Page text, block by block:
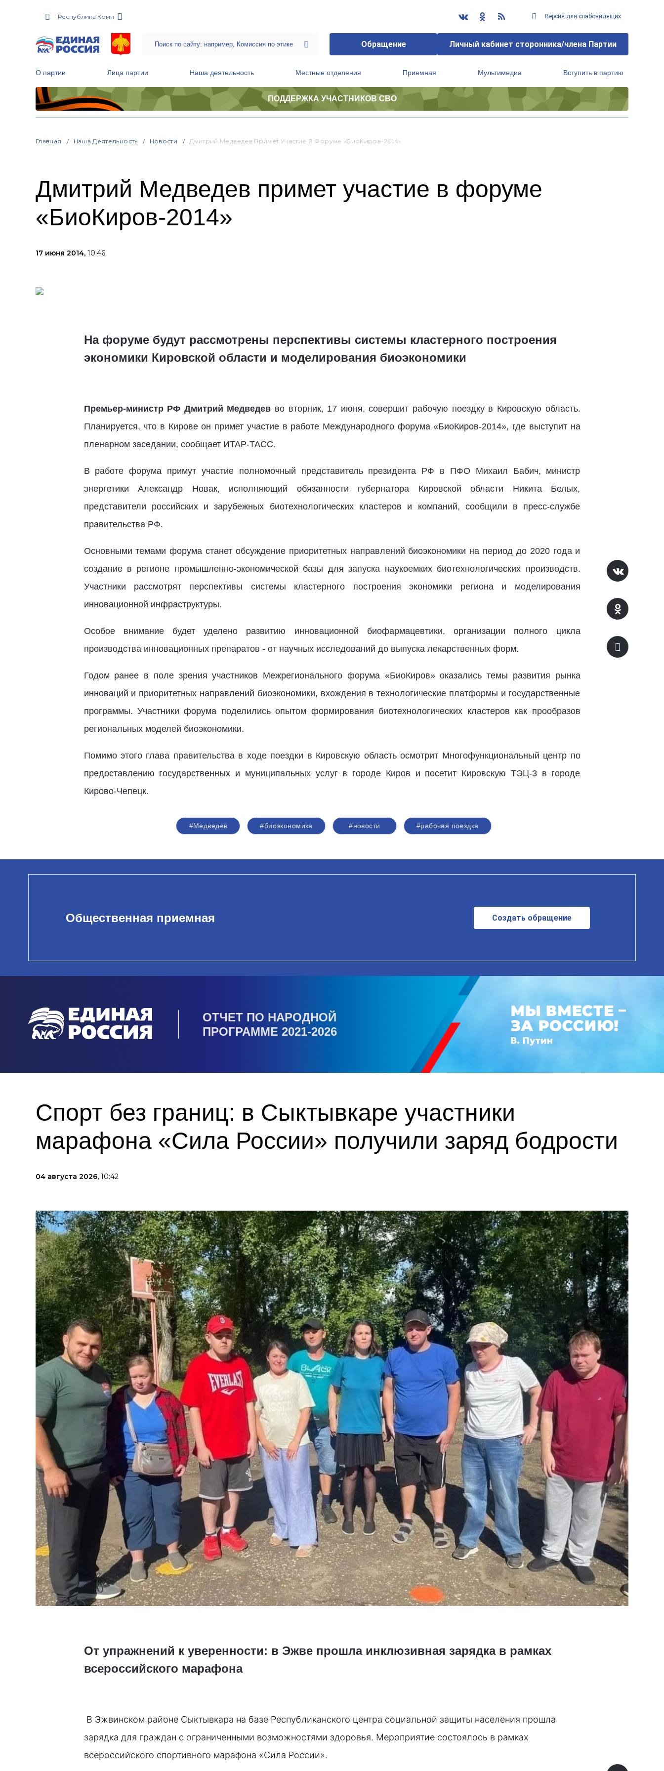
Республика Коми Версия для слабовидящих
Обращение Личный кабинет сторонника/члена Партии
О партии Лица партии Наша деятельность Местные отделения Приемная Мультимедиа Вступить в партию
ПОДДЕРЖКА УЧАСТНИКОВ СВО
Главная Наша Деятельность Новости Дмитрий Медведев Примет Участие В Форуме «БиоКиров-2014»
Дмитрий Медведев примет участие в форуме
«БиоКиров-2014»
17 июня 2014, 10:46
На форуме будут рассмотрены перспективы системы кластерного построения
экономики Кировской области и моделирования биоэкономики
Премьер-министр РФ Дмитрий Медведев во вторник, 17 июня, совершит рабочую поездку в Кировскую область.
Планируется, что в Кирове он примет участие в работе Международного форума «БиоКиров-2014», где выступит на
пленарном заседании, сообщает ИТАР-ТАСС.
В работе форума примут участие полномочный представитель президента РФ в ПФО Михаил Бабич, министр
энергетики Александр Новак, исполняющий обязанности губернатора Кировской области Никита Белых,
представители российских и зарубежных биотехнологических кластеров и компаний, сообщили в пресс-службе
правительства РФ.
Основными темами форума станет обсуждение приоритетных направлений биоэкономики на период до 2020 года и
создание в регионе промышленно-экономической базы для запуска наукоемких биотехнологических производств.
Участники рассмотрят перспективы системы кластерного построения экономики региона и моделирования
инновационной инфраструктуры.
Особое внимание будет уделено развитию инновационной биофармацевтики, организации полного цикла
производства инновационных препаратов - от научных исследований до выпуска лекарственных форм.
Годом ранее в поле зрения участников Межрегионального форума «БиоКиров» оказались темы развития рынка
инноваций и приоритетных направлений биоэкономики, вхождения в технологические платформы и государственные
программы. Участники форума поделились опытом формирования биотехнологических кластеров как прообразов
региональных моделей биоэкономики.
Помимо этого глава правительства в ходе поездки в Кировскую область осмотрит Многофункциональный центр по
предоставлению государственных и муниципальных услуг в городе Киров и посетит Кировскую ТЭЦ-3 в городе
Кирово-Чепецк.
#Медведев #биоэкономика #новости #рабочая поездка
Общественная приемная Создать обращение
ОТЧЕТ ПО НАРОДНОЙ
ПРОГРАММЕ 2021-2026
Спорт без границ: в Сыктывкаре участники
марафона «Сила России» получили заряд бодрости
04 августа 2026, 10:42
От упражнений к уверенности: в Эжве прошла инклюзивная зарядка в рамках
всероссийского марафона
В Эжвинском районе Сыктывкара на базе Республиканского центра социальной защиты населения прошла
зарядка для граждан с ограниченными возможностями здоровья. Мероприятие состоялось в рамках
всероссийского спортивного марафона «Сила России».